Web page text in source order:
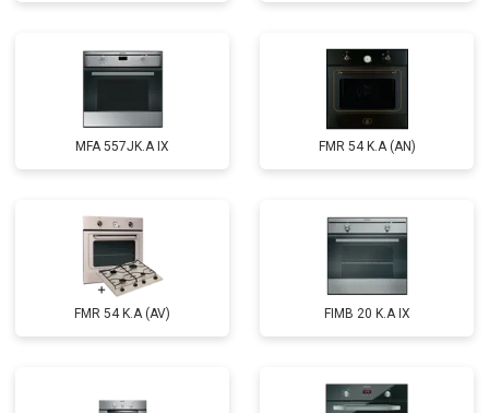
MFA 557JK.A IX FMR 54 K.A (AN)
FMR 54 K.A (AV) FIMB 20 K.A IX